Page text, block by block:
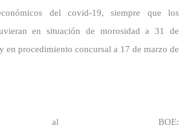
del covid-19, siempre que los
en situación de morosidad a 31 de
en procedimiento concursal a 17 de marzo de
al BOE: